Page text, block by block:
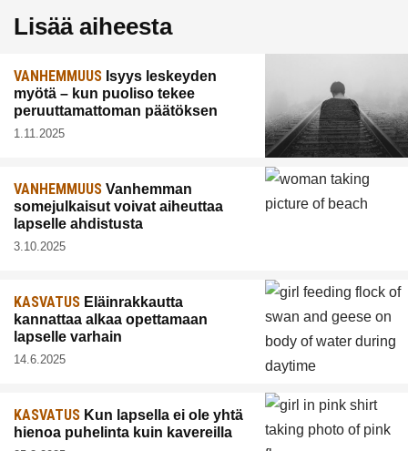
Lisää aiheesta
VANHEMMUUS Isyys leskeyden
myötä – kun puoliso tekee
peruuttamattoman päätöksen
1.11.2025
VANHEMMUUS Vanhemman
somejulkaisut voivat aiheuttaa
lapselle ahdistusta
3.10.2025
KASVATUS Eläinrakkautta
kannattaa alkaa opettamaan
lapselle varhain
14.6.2025
KASVATUS Kun lapsella ei ole yhtä
hienoa puhelinta kuin kavereilla